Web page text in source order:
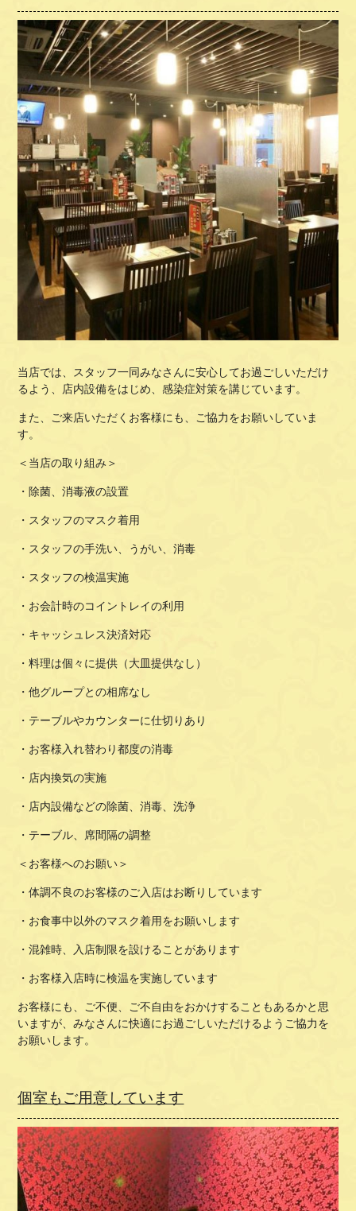
当店では、スタッフ一同みなさんに安心してお過ごしいただけ
るよう、店内設備をはじめ、感染症対策を講じています。
また、ご来店いただくお客様にも、ご協力をお願いしていま
す。
＜当店の取り組み＞
・除菌、消毒液の設置
・スタッフのマスク着用
・スタッフの手洗い、うがい、消毒
・スタッフの検温実施
・お会計時のコイントレイの利用
・キャッシュレス決済対応
・料理は個々に提供（大皿提供なし）
・他グループとの相席なし
・テーブルやカウンターに仕切りあり
・お客様入れ替わり都度の消毒
・店内換気の実施
・店内設備などの除菌、消毒、洗浄
・テーブル、席間隔の調整
＜お客様へのお願い＞
・体調不良のお客様のご入店はお断りしています
・お食事中以外のマスク着用をお願いします
・混雑時、入店制限を設けることがあります
・お客様入店時に検温を実施しています
お客様にも、ご不便、ご不自由をおかけすることもあるかと思
いますが、みなさんに快適にお過ごしいただけるようご協力を
お願いします。
個室もご用意しています